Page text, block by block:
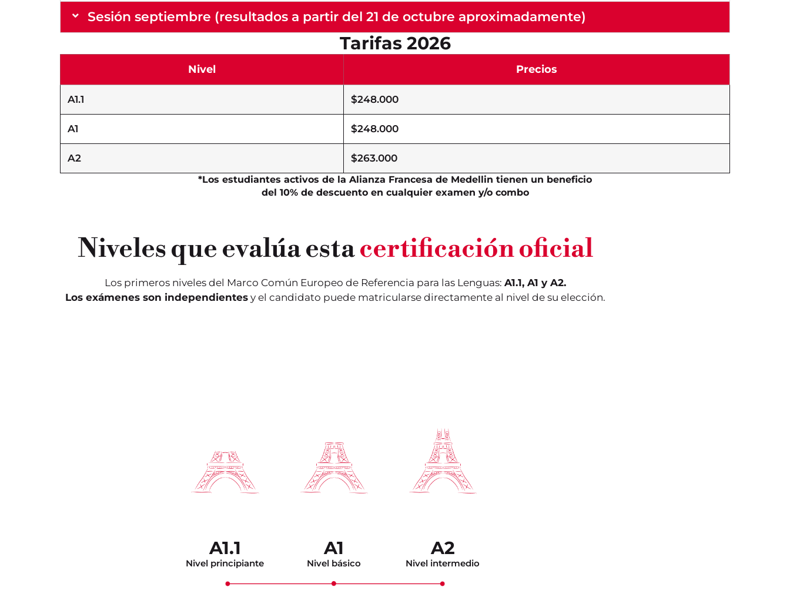
Sesión septiembre (resultados a partir del 21 de octubre aproximadamente)
Tarifas 2026
Nivel Precios
A1.1 $248.000
A1 $248.000
A2 $263.000
*Los estudiantes activos de la Alianza Francesa de Medellin tienen un beneficio
del 10% de descuento en cualquier examen y/o combo
Niveles que evalúa estacertificación oficial
Los primeros niveles del Marco Común Europeo de Referencia para las Lenguas: A1.1, A1 y A2.
Los exámenes son independientesy el candidato puede matricularse directamente al nivel de su elección.
El nivel A1.1 es el nivel
más elemental del
aproximadamente a
40 horas de
aprendizaje y se
evalúa únicamente
A1.1
Nivel principiante
Este nivel evalúa los
conocimientos
iniciales. Se trata del
nivel más elemental
de uso del lenguaje,
cabo conversaciones
sencillas: puede
inmediato.
A1
Nivel básico
conocimientos
lingüísticos de un
usuario elemental,
considerado como
tareas sencillas de la
vida cotidiana.
Puede utilizar las
más frecuentes.
A2
Nivel intermedio